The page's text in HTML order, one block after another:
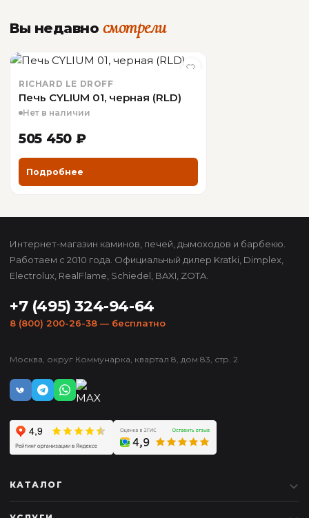
Вы недавно смотрели
RICHARD LE DROFF
Печь CYLIUM 01, черная (RLD)
Нет в наличии
505 450 ₽
Подробнее
Интернет-магазин каминов, печей, дымоходов и барбекю.
Работаем с 2010 года. Официальный дилер Kratki, Dimplex,
Electrolux, RealFlame, Schiedel, BAXI, ZOTA.
+7 (495) 324-94-64
8 (800) 200-26-38 — бесплатно
Москва, округ Коммунарка, квартал 8, дом 83, стр. 2
КАТАЛОГ